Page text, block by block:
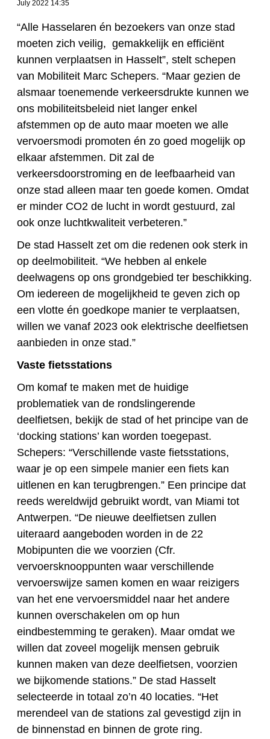
July 2022 14:35
“Alle Hasselaren én bezoekers van onze stad
moeten zich veilig, gemakkelijk en efficiënt
kunnen verplaatsen in Hasselt”, stelt schepen
van Mobiliteit Marc Schepers. “Maar gezien de
alsmaar toenemende verkeersdrukte kunnen we
ons mobiliteitsbeleid niet langer enkel
afstemmen op de auto maar moeten we alle
vervoersmodi promoten én zo goed mogelijk op
elkaar afstemmen. Dit zal de
verkeersdoorstroming en de leefbaarheid van
onze stad alleen maar ten goede komen. Omdat
er minder CO2 de lucht in wordt gestuurd, zal
ook onze luchtkwaliteit verbeteren.”
De stad Hasselt zet om die redenen ook sterk in
op deelmobiliteit. “We hebben al enkele
deelwagens op ons grondgebied ter beschikking.
Om iedereen de mogelijkheid te geven zich op
een vlotte én goedkope manier te verplaatsen,
willen we vanaf 2023 ook elektrische deelfietsen
aanbieden in onze stad.”
Vaste fietsstations
Om komaf te maken met de huidige
problematiek van de rondslingerende
deelfietsen, bekijk de stad of het principe van de
‘docking stations’ kan worden toegepast.
Schepers: “Verschillende vaste fietsstations,
waar je op een simpele manier een fiets kan
uitlenen en kan terugbrengen.” Een principe dat
reeds wereldwijd gebruikt wordt, van Miami tot
Antwerpen. “De nieuwe deelfietsen zullen
uiteraard aangeboden worden in de 22
Mobipunten die we voorzien (Cfr.
vervoersknooppunten waar verschillende
vervoerswijze samen komen en waar reizigers
van het ene vervoersmiddel naar het andere
kunnen overschakelen om op hun
eindbestemming te geraken). Maar omdat we
willen dat zoveel mogelijk mensen gebruik
kunnen maken van deze deelfietsen, voorzien
we bijkomende stations.” De stad Hasselt
selecteerde in totaal zo’n 40 locaties. “Het
merendeel van de stations zal gevestigd zijn in
de binnenstad en binnen de grote ring.